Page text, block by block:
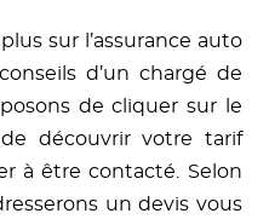
sur l’assurance auto
d’un chargé de
de cliquer sur le
découvrir votre tarif
à être contacté. Selon
un devis vous